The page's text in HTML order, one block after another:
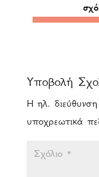
Υποβολή
Η ηλ. διεύθυνση
υποχρεωτικά